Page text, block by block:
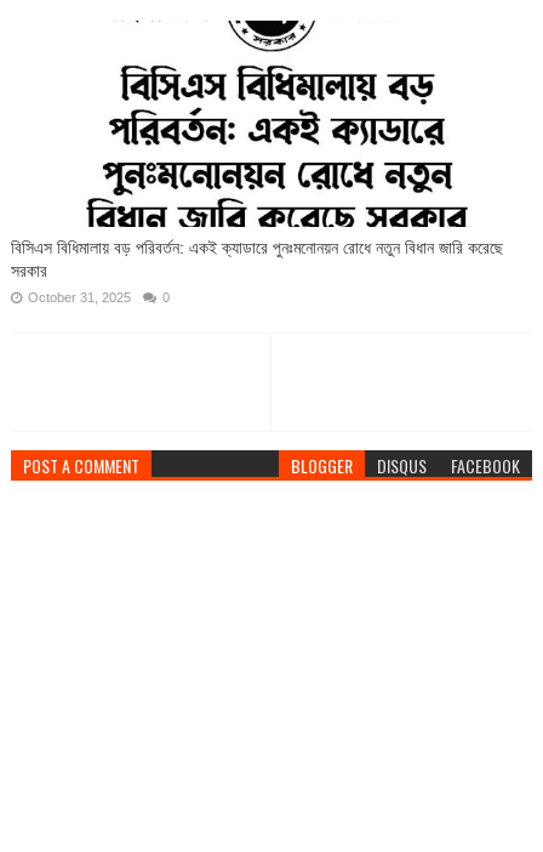
বিসিএস বিধিমালায় বড় পরিবর্তন: একই ক্যাডারে পুনঃমনোনয়ন রোধে নতুন বিধান জারি করেছে
সরকার
October 31, 2025 0
POST A COMMENT BLOGGER DISQUS FACEBOOK